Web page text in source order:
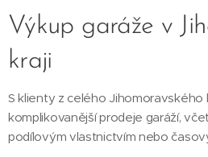
Výkup garáže v
kraji
S klienty z celého Jihomoravského
komplikovanější prodeje garáží,
podílovým vlastnictvím nebo